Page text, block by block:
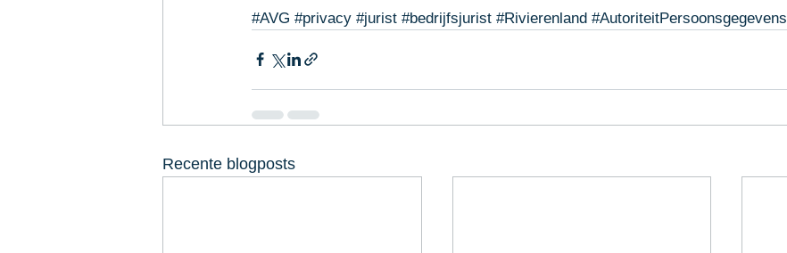
#AVG #privacy #jurist #bedrijfsjurist #Rivierenland #AutoriteitPersoonsgegevens
Recente blogposts